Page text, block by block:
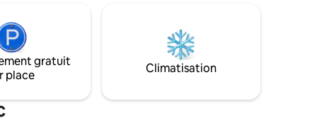
linge
sauna dans cette forêt paisible ! Le chalet
a une limite d'occupation de 2 adultes et
un chien (frais pour animaux de
compagnie de 50 $). Une planche de
pour les voyageurs en été.
gratuit
place
Climatisation